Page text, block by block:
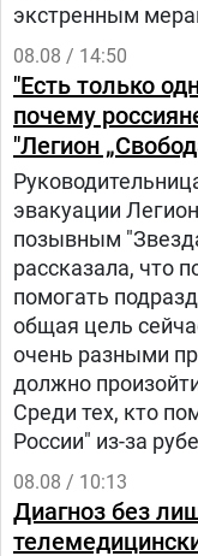
экстренным
08.08 / 14:50
"Есть только
почему
"Легион
эвакуации
позывным
рассказала, что
помогать
общая цель
очень разными
должно
Среди тех, кто
России" из-за
08.08 / 10:13
Диагноз без